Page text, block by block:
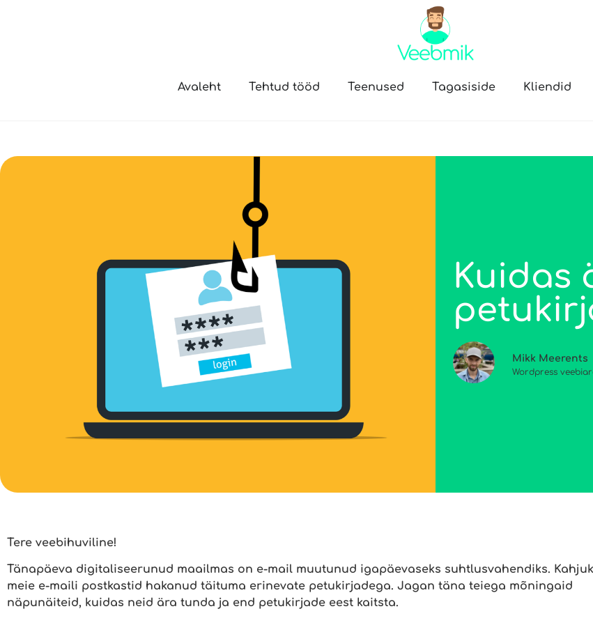
Avaleht Tehtud tööd Teenused Tagasiside Kliendid
Kuidas
Mikk Meerents
Wordpress
Tere veebihuviline!
Tänapäeva digitaliseerunud maailmas on e-mail muutunud igapäevaseks suhtlusvahendiks.
meie e-maili postkastid hakanud täituma erinevate petukirjadega. Jagan täna teiega mõningaid
näpunäiteid, kuidas neid ära tunda ja end petukirjade eest kaitsta.